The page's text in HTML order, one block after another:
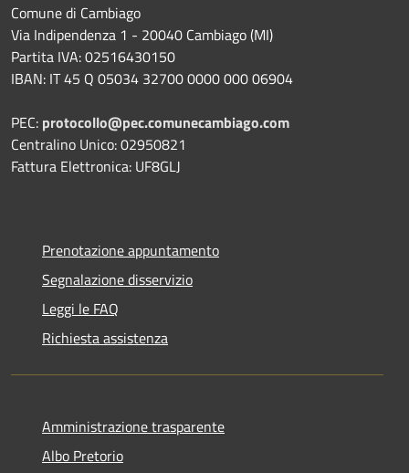
Comune di Cambiago
Via Indipendenza 1 - 20040 Cambiago (MI)
Partita IVA: 02516430150
IBAN: IT 45 Q 05034 32700 0000 000 06904
PEC: protocollo@pec.comunecambiago.com
Centralino Unico: 02950821
Fattura Elettronica: UF8GLJ
Prenotazione appuntamento
Segnalazione disservizio
Leggi le FAQ
Richiesta assistenza
Amministrazione trasparente
Albo Pretorio